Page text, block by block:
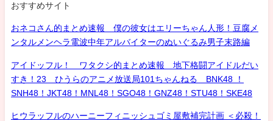
おすすめサイト
おネコさん的まとめ速報 僕の彼女はエリーちゃん人形！豆腐メ
ンタルメンヘラ電波中年アルバイターのぬいぐるみ男子末路編
アイドッフル！ ワタクシ的まとめ速報 地下格闘アイドルだい
すき！23 ひうらのアニメ放送局101ちゃんねる BNK48 ！
SNH48！JKT48！MNL48！SGO48！GNZ48！STU48！SKE48
ヒウラッフルのハーニーフィニッシュゴミ屋敷補完計画 ＜必殺！